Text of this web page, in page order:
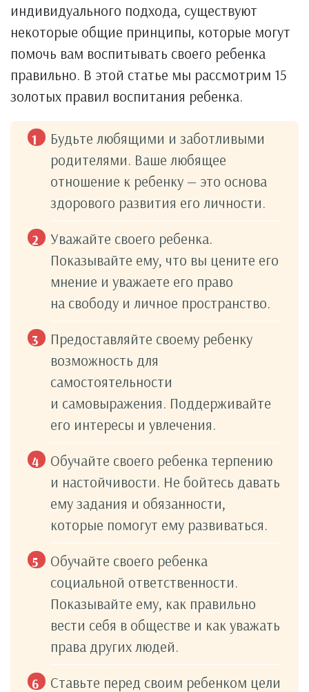
индивидуального подхода, существуют
некоторые общие принципы, которые могут
помочь вам воспитывать своего ребенка
правильно. В этой статье мы рассмотрим 15
золотых правил воспитания ребенка.
Будьте любящими и заботливыми
родителями. Ваше любящее
отношение к ребенку — это основа
здорового развития его личности.
Уважайте своего ребенка.
Показывайте ему, что вы цените его
мнение и уважаете его право
на свободу и личное пространство.
Предоставляйте своему ребенку
возможность для
самостоятельности
и самовыражения. Поддерживайте
его интересы и увлечения.
Обучайте своего ребенка терпению
и настойчивости. Не бойтесь давать
ему задания и обязанности,
которые помогут ему развиваться.
Обучайте своего ребенка
социальной ответственности.
Показывайте ему, как правильно
вести себя в обществе и как уважать
права других людей.
Ставьте перед своим ребенком цели